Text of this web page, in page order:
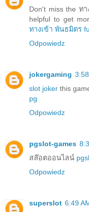
Don't miss the ท
helpful to get
ทางเข้า พันธมิตร
Odpowiedz
jokergaming
slot joker this
pg
Odpowiedz
pgslot-games
สล๊อตออนไลน์
Odpowiedz
superslot 6:49